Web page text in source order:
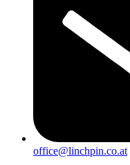
office@linchpin.co.at